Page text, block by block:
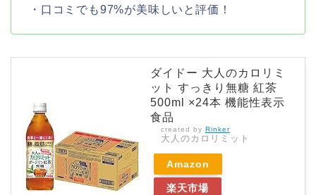
・口コミでも97%が美味しいと評価！
ダイドー 大人のカロリミ
ット すっきり無糖 紅茶
500ml ×24本 機能性表示
食品
created by Rinker
大人のカロリミット
Amazon
楽天市場